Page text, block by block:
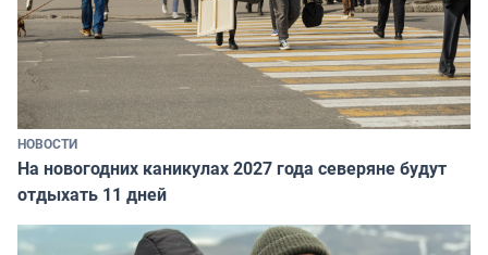
НОВОСТИ
На новогодних каникулах 2027 года северяне будут
отдыхать 11 дней